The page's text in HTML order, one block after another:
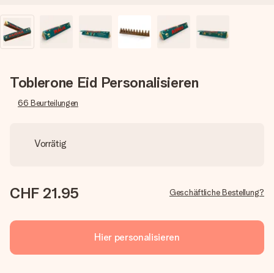
Toblerone Eid Personalisieren
66 Beurteilungen
Vorrätig
CHF 21.95 Geschäftliche Bestellung?
Hier personalisieren